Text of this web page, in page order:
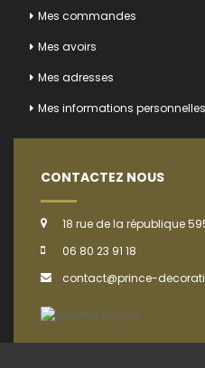
Mes commandes
Mes avoirs
Mes adresses
Mes informations personnelles
CONTACTEZ NOUS
18 rue de la république
06 80 23 91 18
contact@prince-